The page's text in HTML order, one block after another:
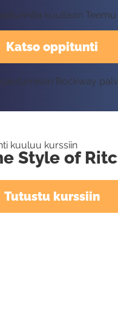
Katso oppitunti
kuullaan
Rockway
kuuluu kurssiin
Style of
Tutustu kurssiin